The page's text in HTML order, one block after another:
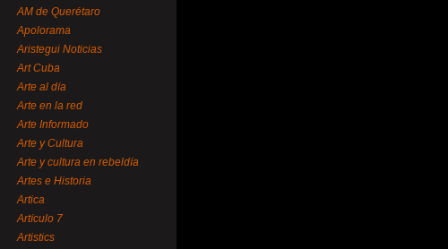
AM de Querétaro
Apolorama
Aristegui Noticias
Art Cuba
Arte al día
Arte en la red
Arte Informado
Arte y Cultura
Arte y cultura en rebeldía
Artes e Historia
Artica
Artículo 7
Artistics